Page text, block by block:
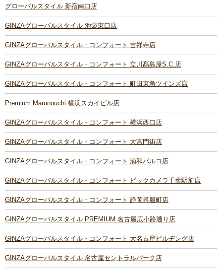
グローバルスタイル 新宿南口店
GINZAグローバルスタイル 池袋東口店
GINZAグローバルスタイル・コンフォート 吉祥寺店
GINZAグローバルスタイル・コンフォート 立川髙島屋S.C.店
GINZAグローバルスタイル・コンフォート 町田東急ツインズ店
Premium Marunouchi 横浜スカイビル店
GINZAグローバルスタイル・コンフォート 横浜西口店
GINZAグローバルスタイル・コンフォート 大宮門街店
GINZAグローバルスタイル・コンフォート 浦和パルコ店
GINZAグローバルスタイル・コンフォート ビックカメラ千葉駅前店
GINZAグローバルスタイル・コンフォート 静岡呉服町店
GINZAグローバルスタイル PREMIUM 名古屋広小路通り店
GINZAグローバルスタイル・コンフォート 大名古屋ビルヂング店
GINZAグローバルスタイル 名古屋セントラルパーク店